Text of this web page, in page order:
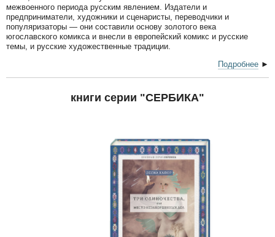
межвоенного периода русским явлением. Издатели и
предприниматели, художники и сценаристы, переводчики и
популяризаторы — они составили основу золотого века
югославского комикса и внесли в европейский комикс и русские
темы, и русские художественные традиции.
Подробнее ►
книги серии "СЕРБИКА"